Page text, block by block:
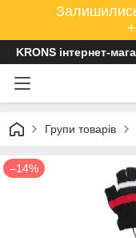
KRONS інтернет-
Групи товарів
–14%